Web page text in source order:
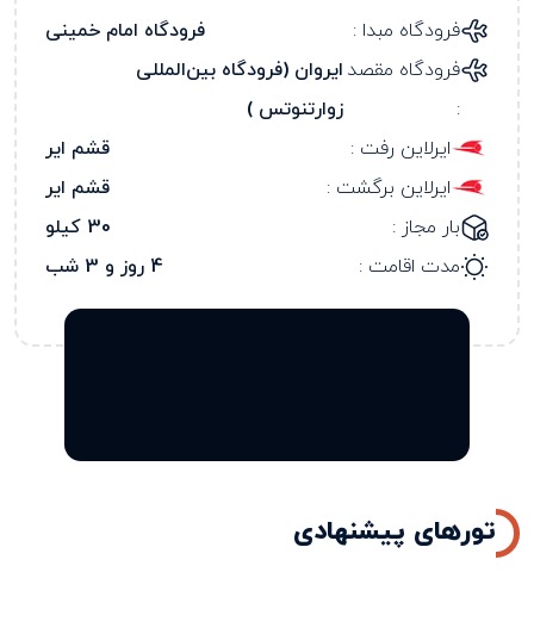
فرودگاه مبدا :
فرودگاه امام خمینی
فرودگاه مقصد
:
ایروان (فرودگاه بین‌المللی
زوارتنوتس )
ایرلاین رفت :
قشم ایر
ایرلاین برگشت :
قشم ایر
بار مجاز :
30 کیلو
مدت اقامت :
4 روز و 3 شب
تورهای پیشنهادی